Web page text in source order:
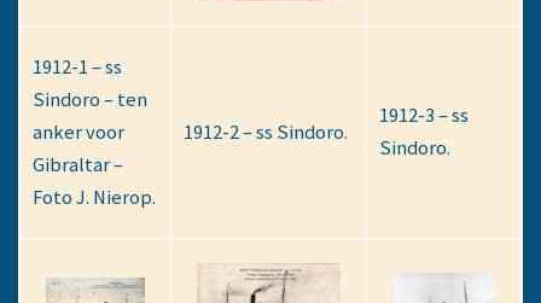
1912-1 – ss
Sindoro – ten
anker voor
Gibraltar –
Foto J. Nierop.
1912-2 – ss Sindoro.
1912-3 – ss
Sindoro.